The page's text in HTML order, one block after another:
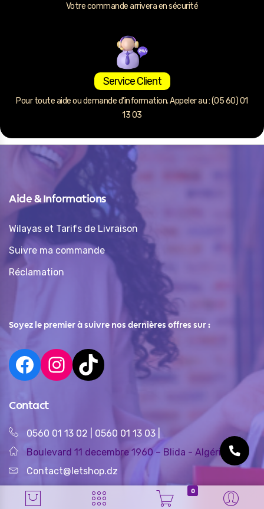
0
Votre commande arrivera en sécurité
Service Client
Pour toute aide ou demande d’information. Appeler au : (05 60) 01
13 03
Aide & Informations
Wilayas et Tarifs de Livraison
Suivre ma commande
Réclamation
Soyez le premier à suivre nos dernières offres sur :
Contact
0560 01 13 02 0560 01 13 03
Boulevard 11 decembre 1960 – Blida - Algérie
Contact@letshop.dz